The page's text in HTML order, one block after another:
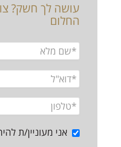
עושה לך חשק?
החלום
אני מעוניין/ת